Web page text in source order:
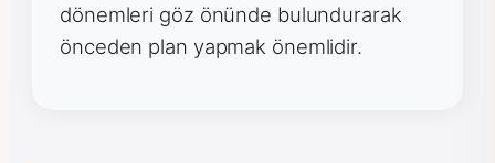
dönemleri göz önünde bulundurarak
önceden plan yapmak önemlidir.